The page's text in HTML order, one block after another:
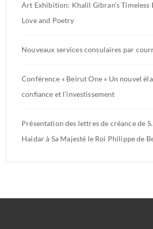
Art Exhibition: Khalil Gibran’s
Love and Poetry
Nouveaux services consulaires par
Conférence « Beirut One » Un nouvel
confiance et l’investissement
Présentation des lettres de créance de
Haidar à Sa Majesté le Roi Philippe de